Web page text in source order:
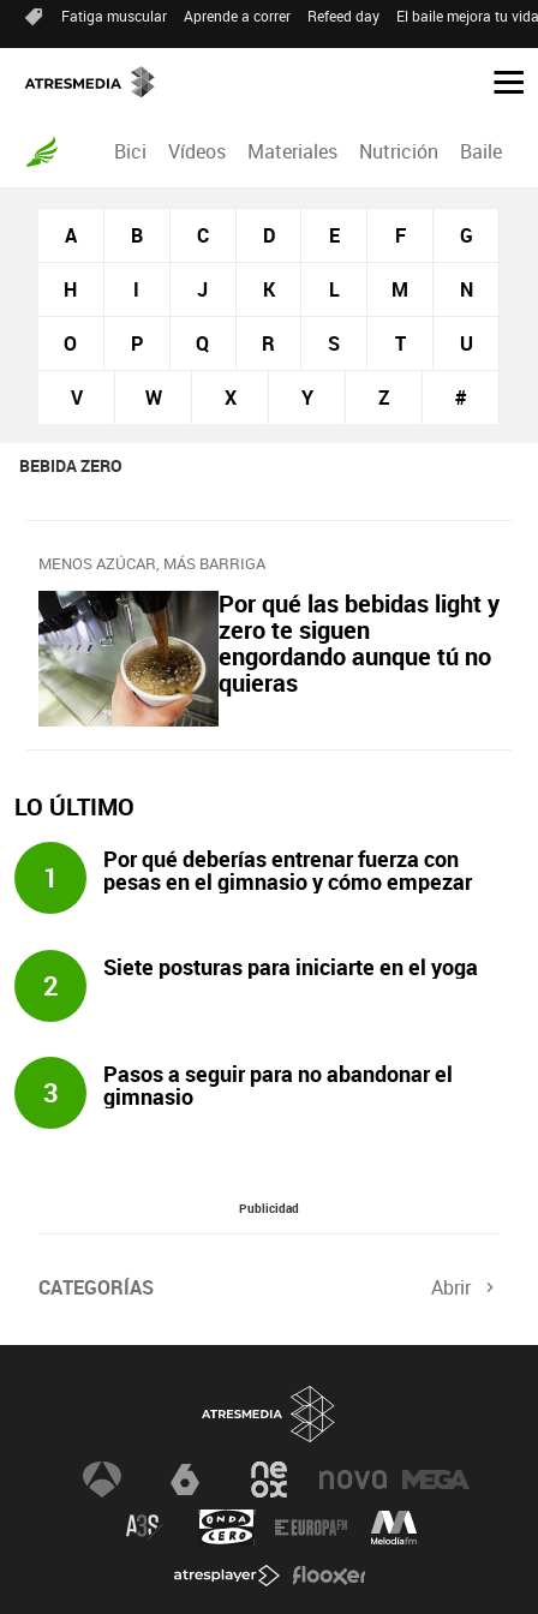
Fatiga muscular Aprende a correr Refeed day El baile mejora tu
Bici Vídeos Materiales Nutrición Baile
A B C D E F G
H I J K L M N
O P Q R S T U
V W X Y Z #
BEBIDA ZERO
MENOS AZÚCAR, MÁS BARRIGA
Por qué las bebidas light y
zero te siguen
engordando aunque tú no
quieras
LO ÚLTIMO
1
Por qué deberías entrenar fuerza con
pesas en el gimnasio y cómo empezar
2
Siete posturas para iniciarte en el yoga
3
Pasos a seguir para no abandonar el
gimnasio
Publicidad
CATEGORÍAS Abrir
Salud sexual El tiempo Viajes y planes
Champions Últimas noticias
Nutrición Gastronomía Recetas de cocina
Trabaja los glúteos Suelo pélvico
Dietas sanas